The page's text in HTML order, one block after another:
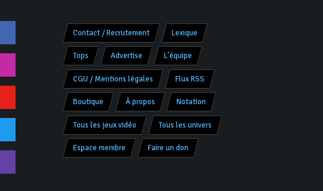
Contact / Recrutement Lexique
Tops Advertise L'équipe
CGU / Mentions légales Flux RSS
Boutique À propos Notation
Tous les jeux vidéo Tous les univers
Espace membre Faire un don